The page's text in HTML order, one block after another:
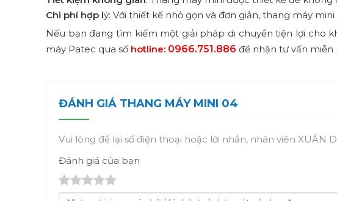
Chi phí hợp lý: Với thiết kế nhỏ gọn và đơn giản, thang máy
Nếu bạn đang tìm kiếm một giải pháp di chuyển tiện lợi cho
máy Patec qua số hotline: 0966.751.886 để nhận tư vấn
ĐÁNH GIÁ THANG MÁY MINI 04
Vui lòng để lại số điện thoại hoặc lời nhắn, nhân viên XUÂN
Đánh giá của bạn